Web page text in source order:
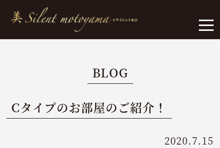
BLOG
Cタイプのお部屋のご紹介！
2020.7.15